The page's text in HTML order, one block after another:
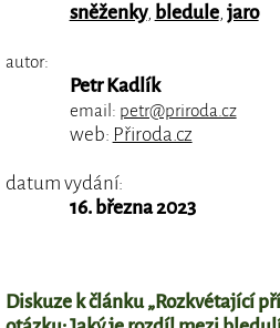
sněženky, bledule, jaro
autor:
Petr Kadlík
email: petr@priroda.cz
web: Přiroda.cz
datum vydání:
16. března 2023
Diskuze k článku „Rozkvétající